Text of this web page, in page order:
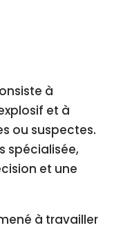
à
et à
ou suspectes.
spécialisée,
et une
à travailler